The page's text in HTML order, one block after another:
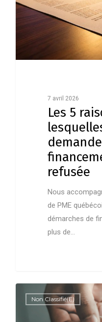
7 avril 2026
Les 5
refusée
Nous
de PME
démarches de
plus de…
Non Classifié(e)
0